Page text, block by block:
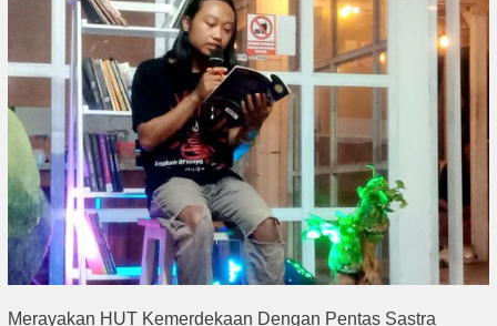
Merayakan HUT Kemerdekaan Dengan Pentas Sastra